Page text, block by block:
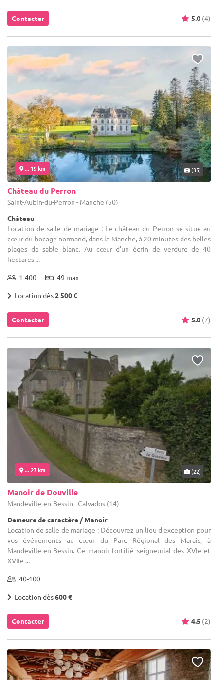
Contacter 5.0 (4)
... 19 km (35)
Château du Perron
Saint-Aubin-du-Perron - Manche (50)
Château
Location de salle de mariage : Le château du Perron se situe au
cœur du bocage normand, dans la Manche, à 20 minutes des belles
plages de sable blanc. Au cœur d’un écrin de verdure de 40
hectares ...
1-400 49 max
Location dès2 500 €
Contacter 5.0 (7)
... 27 km (22)
Manoir de Douville
Mandeville-en-Bessin - Calvados (14)
Demeure de caractère / Manoir
Location de salle de mariage : Découvrez un lieu d'exception pour
vos événements au cœur du Parc Régional des Marais, à
Mandeville-en-Bessin. Ce manoir fortifié seigneurial des XVIe et
XVIIe ...
40-100
Location dès600 €
Contacter 4.5 (2)